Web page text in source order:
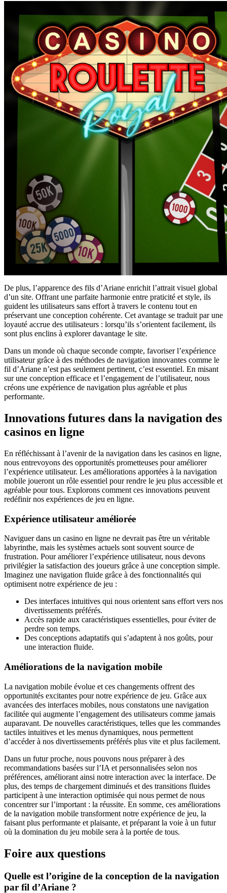
De plus, l’apparence des fils d’Ariane enrichit l’attrait visuel global
d’un site. Offrant une parfaite harmonie entre praticité et style, ils
guident les utilisateurs sans effort à travers le contenu tout en
préservant une conception cohérente. Cet avantage se traduit par une
loyauté accrue des utilisateurs : lorsqu’ils s’orientent facilement, ils
sont plus enclins à explorer davantage le site.
Dans un monde où chaque seconde compte, favoriser l’expérience
utilisateur grâce à des méthodes de navigation innovantes comme le
fil d’Ariane n’est pas seulement pertinent, c’est essentiel. En misant
sur une conception efficace et l’engagement de l’utilisateur, nous
créons une expérience de navigation plus agréable et plus
performante.
Innovations futures dans la navigation des
casinos en ligne
En réfléchissant à l’avenir de la navigation dans les casinos en ligne,
nous entrevoyons des opportunités prometteuses pour améliorer
l’expérience utilisateur. Les améliorations apportées à la navigation
mobile joueront un rôle essentiel pour rendre le jeu plus accessible et
agréable pour tous. Explorons comment ces innovations peuvent
redéfinir nos expériences de jeu en ligne.
Expérience utilisateur améliorée
Naviguer dans un casino en ligne ne devrait pas être un véritable
labyrinthe, mais les systèmes actuels sont souvent source de
frustration. Pour améliorer l’expérience utilisateur, nous devons
privilégier la satisfaction des joueurs grâce à une conception simple.
Imaginez une navigation fluide grâce à des fonctionnalités qui
optimisent notre expérience de jeu :
Des interfaces intuitives qui nous orientent sans effort vers nos
divertissements préférés.
Accès rapide aux caractéristiques essentielles, pour éviter de
perdre son temps.
Des conceptions adaptatifs qui s’adaptent à nos goûts, pour
une interaction fluide.
Améliorations de la navigation mobile
La navigation mobile évolue et ces changements offrent des
opportunités excitantes pour notre expérience de jeu. Grâce aux
avancées des interfaces mobiles, nous constatons une navigation
facilitée qui augmente l’engagement des utilisateurs comme jamais
auparavant. De nouvelles caractéristiques, telles que les commandes
tactiles intuitives et les menus dynamiques, nous permettent
d’accéder à nos divertissements préférés plus vite et plus facilement.
Dans un futur proche, nous pouvons nous préparer à des
recommandations basées sur l’IA et personnalisées selon nos
préférences, améliorant ainsi notre interaction avec la interface. De
plus, des temps de chargement diminués et des transitions fluides
participent à une interaction optimisée qui nous permet de nous
concentrer sur l’important : la réussite. En somme, ces améliorations
de la navigation mobile transforment notre expérience de jeu, la
faisant plus performante et plaisante, et préparant la voie à un futur
où la domination du jeu mobile sera à la portée de tous.
Foire aux questions
Quelle est l’origine de la conception de la navigation
par fil d’Ariane ?